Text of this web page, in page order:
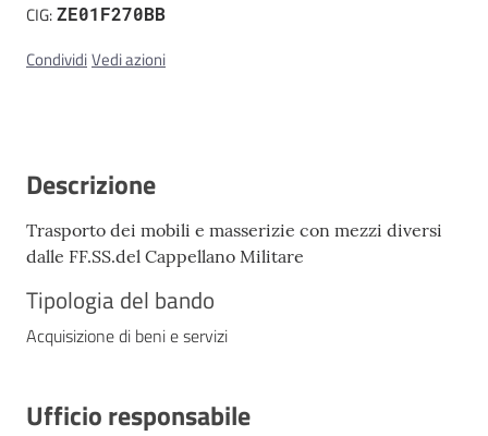
CIG:ZE01F270BB
CondividiVedi azioni
Descrizione
Trasporto dei mobili e masserizie con mezzi diversi
dalle FF.SS.del Cappellano Militare
Tipologia del bando
Acquisizione di beni e servizi
Ufficio responsabile